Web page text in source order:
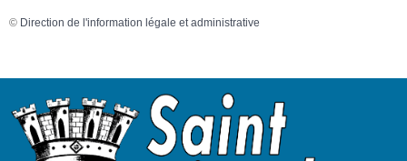
© Direction de l'information légale et administrative